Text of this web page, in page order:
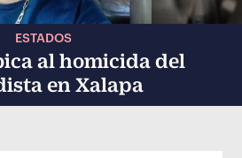
ESTADOS
al homicida del
en Xalapa
mediante Email
actual mediante Facebook
artículo actual mediante Twitter
el artículo actual mediante